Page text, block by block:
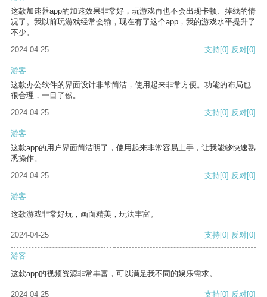
这款加速器app的加速效果非常好，玩游戏再也不会出现卡顿、掉线的情
况了。我以前玩游戏经常会输，现在有了这个app，我的游戏水平提升了
不少。
2024-04-25
支持[0] 反对[0]
游客
这款办公软件的界面设计非常简洁，使用起来非常方便。功能的布局也
很合理，一目了然。
2024-04-25
支持[0] 反对[0]
游客
这款app的用户界面简洁明了，使用起来非常容易上手，让我能够快速熟
悉操作。
2024-04-25
支持[0] 反对[0]
游客
这款游戏非常好玩，画面精美，玩法丰富。
2024-04-25 支持[0] 反对[0]
游客
这款app的视频资源非常丰富，可以满足我不同的娱乐需求。
2024-04-25 支持[0] 反对[0]